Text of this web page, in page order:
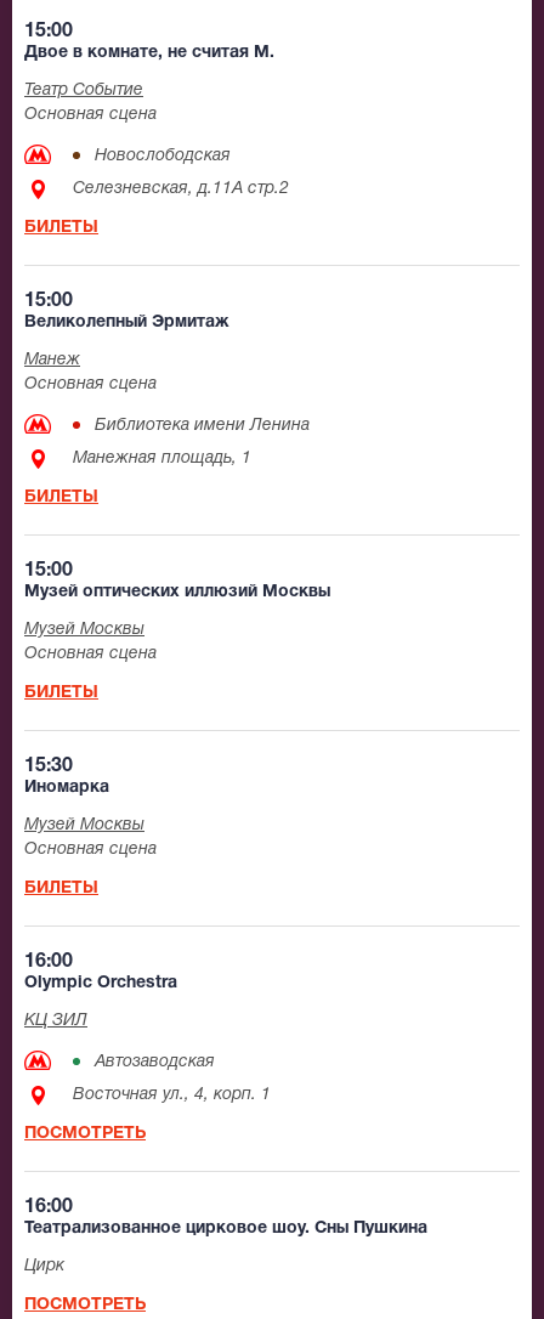
15:00
Двое в комнате, не считая М.
Театр Событие
Основная сцена
Новослободская
Селезневская, д.11А стр.2
БИЛЕТЫ
15:00
Великолепный Эрмитаж
Манеж
Основная сцена
Библиотека имени Ленина
Манежная площадь, 1
БИЛЕТЫ
15:00
Музей оптических иллюзий Москвы
Музей Москвы
Основная сцена
БИЛЕТЫ
15:30
Иномарка
Музей Москвы
Основная сцена
БИЛЕТЫ
16:00
Olympic Orchestra
КЦ ЗИЛ
Автозаводская
Восточная ул., 4, корп. 1
ПОСМОТРЕТЬ
16:00
Театрализованное цирковое шоу. Сны Пушкина
Цирк
ПОСМОТРЕТЬ